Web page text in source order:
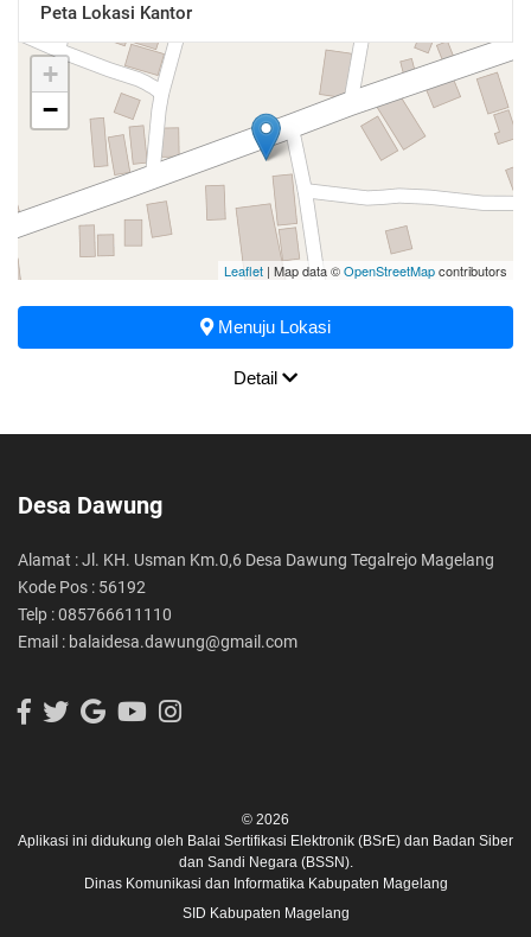
Peta Lokasi Kantor
+
−
Leaflet | Map data ©OpenStreetMapcontributors
Menuju Lokasi
Detail
Desa Dawung
Alamat : Jl. KH. Usman Km.0,6 Desa Dawung Tegalrejo Magelang
Kode Pos : 56192
Telp : 085766611110
Email : balaidesa.dawung@gmail.com
© 2026
Aplikasi ini didukung oleh Balai Sertifikasi Elektronik (BSrE) dan Badan Siber
dan Sandi Negara (BSSN).
Dinas Komunikasi dan Informatika Kabupaten Magelang
SID Kabupaten Magelang